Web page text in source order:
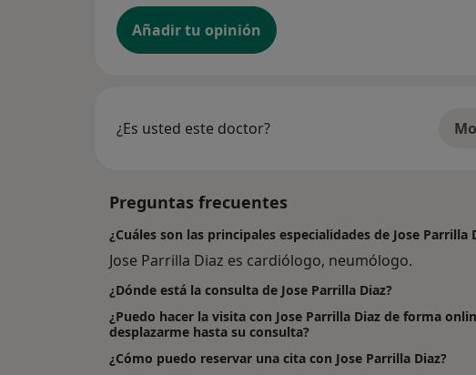
Añadir tu opinión
¿Es usted este doctor?
Preguntas frecuentes
¿Cuáles son las principales especialidades de Jose Parrilla
Jose Parrilla Diaz es cardiólogo, neumólogo.
¿Dónde está la consulta de Jose Parrilla Diaz?
¿Puedo hacer la visita con Jose Parrilla Diaz de forma
desplazarme hasta su consulta?
¿Cómo puedo reservar una cita con Jose Parrilla Diaz?